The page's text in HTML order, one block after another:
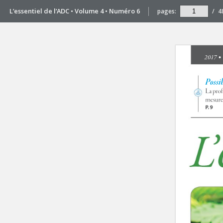
L’essentiel de l’ADC • Volume 4 • Numéro 6 pages: /